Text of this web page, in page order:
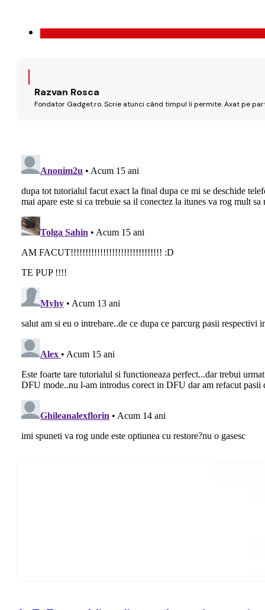
Razvan Rosca
Fondator Gadget.ro. Scrie atunci când timpul îi permite. Axat pe